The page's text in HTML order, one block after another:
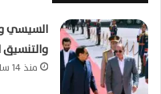
السيسي
والتنسيق
منذ 14 ساعة